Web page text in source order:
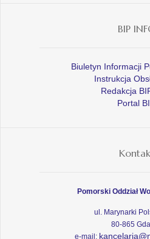
BIP
Biuletyn Informacji
Instrukcja
Redakcja
Portal
Pomorski Oddział
ul. Marynarki
80-865
e-mail: